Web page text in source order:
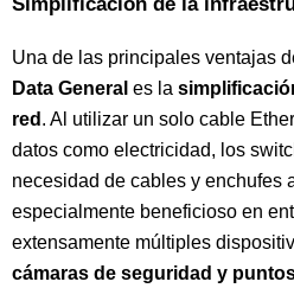
Simplificación de la
Una de las principales ventajas
Data General es la
red . Al utilizar un solo cable
datos como electricidad, los
necesidad de cables y enchufes
especialmente beneficioso en
extensamente múltiples
cámaras de seguridad y